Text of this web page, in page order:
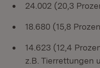
24.002 (20,3
18.680 (15,8
14.623 (12,4
z.B. Tierrettungen